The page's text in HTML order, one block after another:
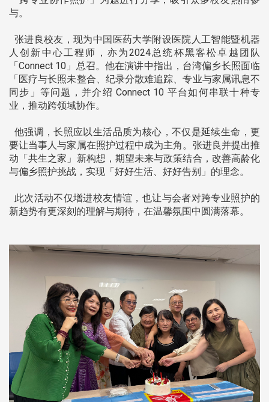
与。
张进良校友，现为中国医药大学附设医院人工智能暨机器
人创新中心工程师，亦为2024总统杯黑客松卓越团队
「Connect 10」总召。他在演讲中指出，台湾偏乡长照面临
「医疗与长照未整合、纪录分散难追踪、专业与家属讯息不
同步」等问题，并介绍 Connect 10 平台如何串联十种专
业，推动跨领域协作。
他强调，长照应以生活品质为核心，不仅是延续生命，更
要让当事人与家属在照护过程中成为主角。张进良并提出推
动「共生之家」新构想，期望未来与政策结合，改善高龄化
与偏乡照护挑战，实现「好好生活、好好告别」的理念。
此次活动不仅增进校友情谊，也让与会者对跨专业照护的
新趋势有更深刻的理解与期待，在温馨氛围中圆满落幕。